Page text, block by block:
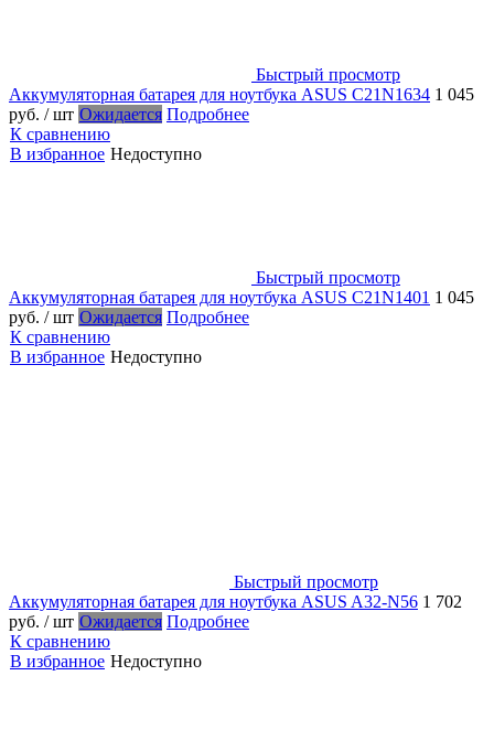
Быстрый просмотр
Аккумуляторная батарея для ноутбука ASUS C21N1634 1 045
руб. / шт Ожидается Подробнее
К сравнению
В избранное Недоступно
Быстрый просмотр
Аккумуляторная батарея для ноутбука ASUS C21N1401 1 045
руб. / шт Ожидается Подробнее
К сравнению
В избранное Недоступно
Быстрый просмотр
Аккумуляторная батарея для ноутбука ASUS A32-N56 1 702
руб. / шт Ожидается Подробнее
К сравнению
В избранное Недоступно